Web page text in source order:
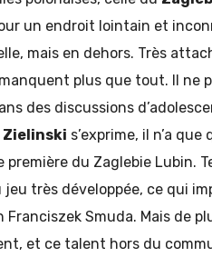
un endroit lointain et
mais en dehors. Très
plus que tout. Il ne
des discussions
Zielinski s’exprime, il n’a que
du Zaglebie Lubin.
très développée, ce qui
Smuda. Mais de
et ce talent hors du